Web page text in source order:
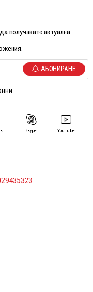
получавате актуална
АБОНИРАНЕ
Skype YouTube